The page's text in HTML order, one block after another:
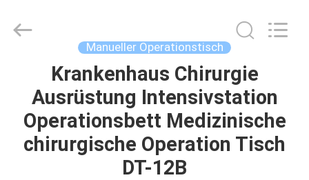
PRODUKTE
Rights
Manueller Operationstisch
Krankenhaus Chirurgie
Ausrüstung Intensivstation
Operationsbett Medizinische
chirurgische Operation Tisch
DT-12B